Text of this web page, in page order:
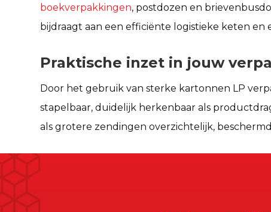
boekverpakkingen, postdozen en
bijdraagt aan een efficiënte logistieke keten
Praktische inzet in jouw
Door het gebruik van sterke kartonnen LP
stapelbaar, duidelijk herkenbaar als
als grotere zendingen overzichtelijk,